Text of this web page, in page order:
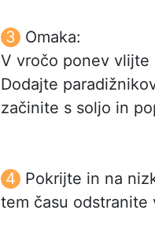
Omaka:
V vročo ponev vlijte
Dodajte
začinite s soljo in
Pokrijte in na
tem času odstranite